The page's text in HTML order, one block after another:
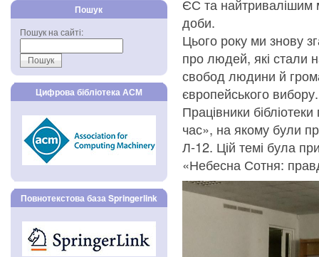
Пошук
Пошук на сайті:
Цифрова бібліотека АСМ
Повнотекстова база Springerlink
ЄС та найтривалішим
доби.
Цього року ми знову
про людей, які стали
свобод людини й
європейського вибору.
Працівники
час», на якому були
Л-12. Цій темі була
«Небесна Сотня: